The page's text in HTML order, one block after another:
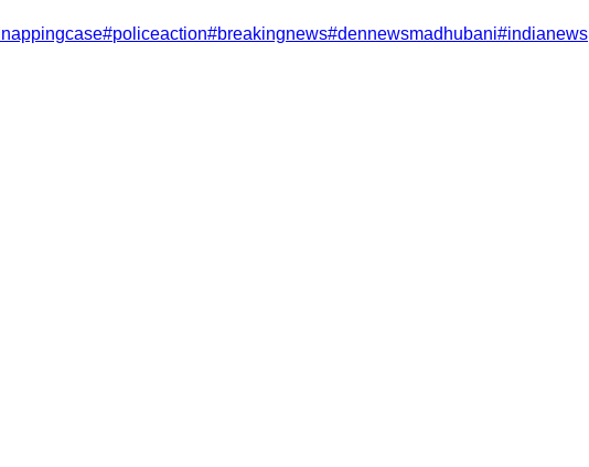
#policeaction#breakingnews#dennewsmadhubani#indianews